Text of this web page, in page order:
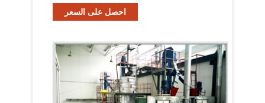
احصل على السعر